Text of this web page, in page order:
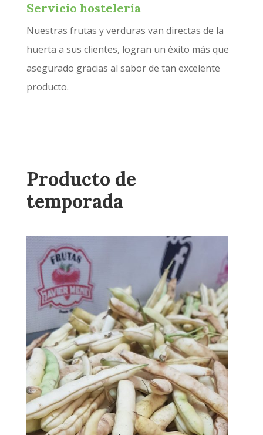
Servicio hostelería
Nuestras frutas y verduras van directas de la
huerta a sus clientes, logran un éxito más que
asegurado gracias al sabor de tan excelente
producto.
Producto de
temporada